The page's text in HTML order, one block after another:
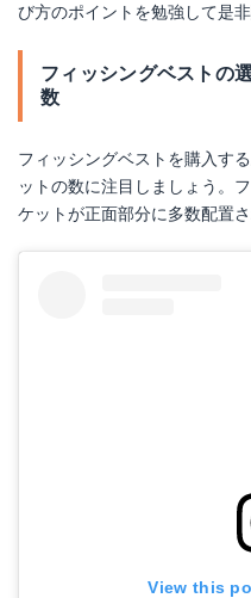
び方のポイントを勉強して是
フィッシングベストの
数
フィッシングベストを購入す
ットの数に注目しましょう。
ケットが正面部分に多数配置さ
View this